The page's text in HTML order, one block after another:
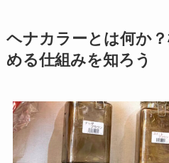
ヘナカラーとは何か
める仕組みを知ろう